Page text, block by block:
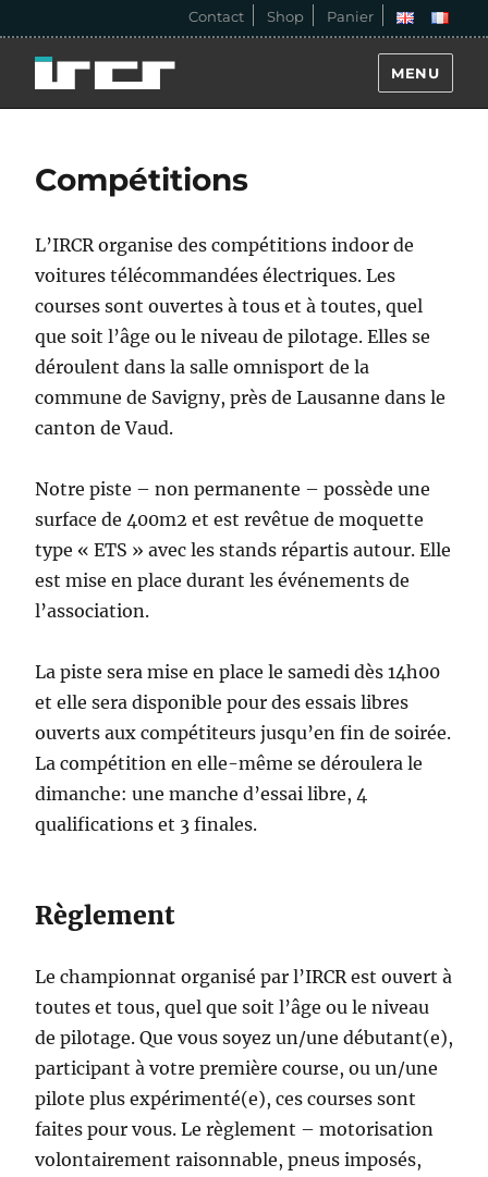
Contact Shop Panier
MENU
Compétitions
L’IRCR organise des compétitions indoor de
voitures télécommandées électriques. Les
courses sont ouvertes à tous et à toutes, quel
que soit l’âge ou le niveau de pilotage. Elles se
déroulent dans la salle omnisport de la
commune de Savigny, près de Lausanne dans le
canton de Vaud.
Notre piste – non permanente – possède une
surface de 400m2 et est revêtue de moquette
type « ETS » avec les stands répartis autour. Elle
est mise en place durant les événements de
l’association.
La piste sera mise en place le samedi dès 14h00
et elle sera disponible pour des essais libres
ouverts aux compétiteurs jusqu’en fin de soirée.
La compétition en elle-même se déroulera le
dimanche: une manche d’essai libre, 4
qualifications et 3 finales.
Règlement
Le championnat organisé par l’IRCR est ouvert à
toutes et tous, quel que soit l’âge ou le niveau
de pilotage. Que vous soyez un/une débutant(e),
participant à votre première course, ou un/une
pilote plus expérimenté(e), ces courses sont
faites pour vous. Le règlement – motorisation
volontairement raisonnable, pneus imposés,